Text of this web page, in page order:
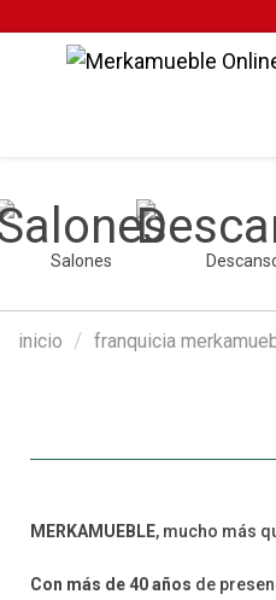
Salones
inicio franquicia
MERKAMUEBLE, mucho más
Con más de 40 años de